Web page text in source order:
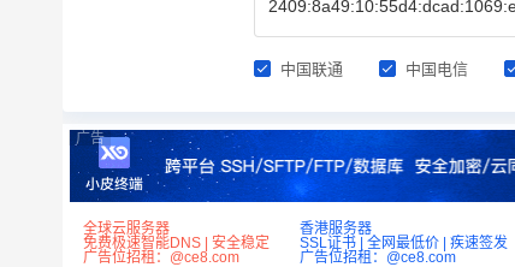
中国联通 中国电信
广告
全球云服务器 香港服务器
免费极速智能DNS | 安全稳定
SSL证书 | 全网最低价 | 疾速签发
广告位招租：@ce8.com
广告位招租：@ce8.com